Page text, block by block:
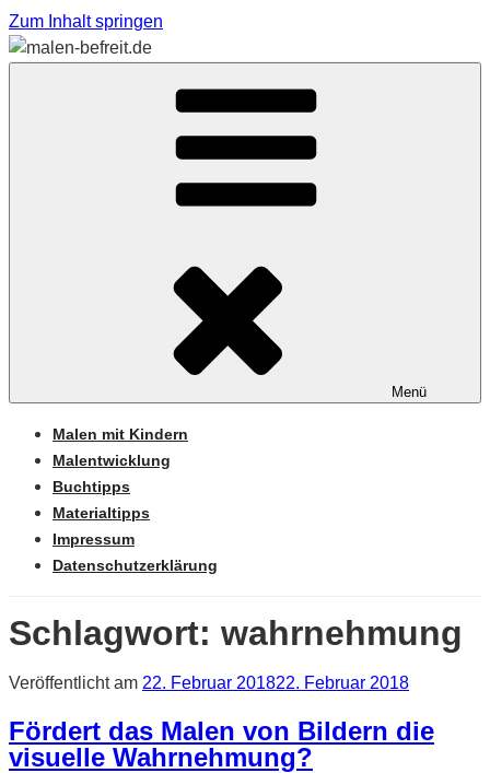
Zum Inhalt springen
MALEN-BEFREIT.DE
Sabine Feickert – Atelier für begleitetes Malen
Menü
Malen mit Kindern
Malentwicklung
Buchtipps
Materialtipps
Impressum
Datenschutzerklärung
Schlagwort: wahrnehmung
Veröffentlicht am 22. Februar 201822. Februar 2018
Fördert das Malen von Bildern die
visuelle Wahrnehmung?